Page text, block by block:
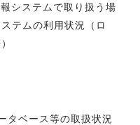
システムで取り扱う場
テムの利用状況（ロ
タベース等の取扱状況